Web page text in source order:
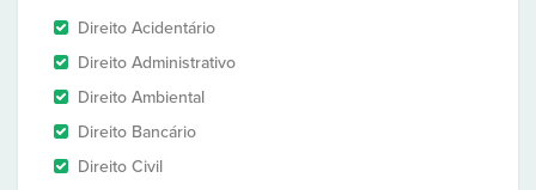
Direito Acidentário
Direito Administrativo
Direito Ambiental
Direito Bancário
Direito Civil